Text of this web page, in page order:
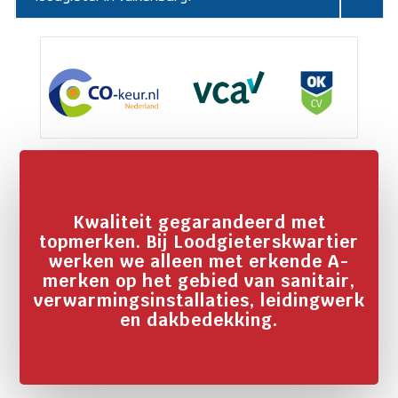
Kwaliteit gegarandeerd met
topmerken. Bij Loodgieterskwartier
werken we alleen met erkende A-
merken op het gebied van sanitair,
verwarmingsinstallaties, leidingwerk
en dakbedekking.